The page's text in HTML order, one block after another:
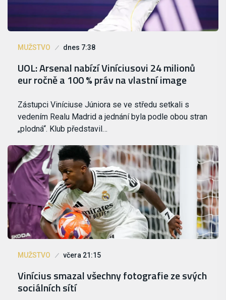
MUŽSTVO dnes 7:38
UOL: Arsenal nabízí Viníciusovi 24 milionů
eur ročně a 100 % práv na vlastní image
Zástupci Viníciuse Júniora se ve středu setkali s
vedením Realu Madrid a jednání byla podle obou stran
„plodná“. Klub představil…
MUŽSTVO včera 21:15
Vinícius smazal všechny fotografie ze svých
sociálních sítí